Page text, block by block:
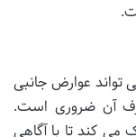
تواند عوارض جانبی
آن ضروری است.
کند تا با آگاهی